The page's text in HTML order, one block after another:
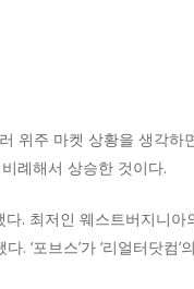
위주 마켓 상황을 생각
례해서 상승한 것이다.
. 최저인 웨스트버지니
‘포브스’가 ‘리얼터닷컴